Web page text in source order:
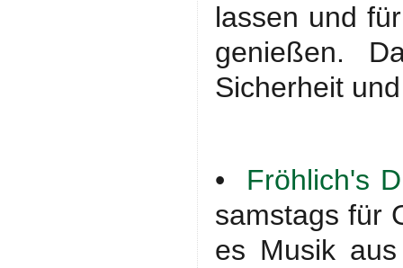
lassen und
genießen.
Sicherheit
• Fröhlich's
samstags für
es Musik